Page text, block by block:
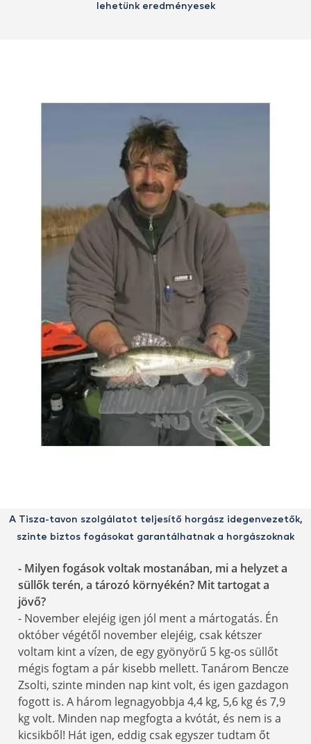
lehetünk eredményesek
A Tisza-tavon szolgálatot teljesítő horgász idegenvezetők,
szinte biztos fogásokat garantálhatnak a horgászoknak
- Milyen fogások voltak mostanában, mi a helyzet a
süllők terén, a tározó környékén? Mit tartogat a
jövő?
- November elejéig igen jól ment a mártogatás. Én
október végétől november elejéig, csak kétszer
voltam kint a vízen, de egy gyönyörű 5 kg-os süllőt
mégis fogtam a pár kisebb mellett. Tanárom Bencze
Zsolti, szinte minden nap kint volt, és igen gazdagon
fogott is. A három legnagyobbja 4,4 kg, 5,6 kg és 7,9
kg volt. Minden nap megfogta a kvótát, és nem is a
kicsikből! Hát igen, eddig csak egyszer tudtam őt